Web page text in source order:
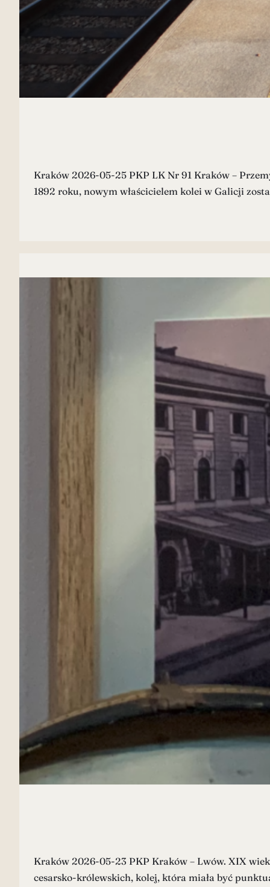
Kraków 2026-05-25 PKP LK Nr 91 Kraków –
1892 roku, nowym właścicielem kolei w Galicji
Kraków 2026-05-23 PKP Kraków – Lwów. XIX
cesarsko-królewskich, kolej, która miała być